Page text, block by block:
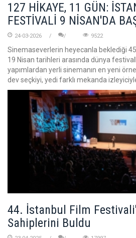
127 HİKAYE, 11 GÜN:
FESTİVALİ 9 NİSAN'DA
24-03-2026 9522
Sinemaseverlerin heyecanla beklediği
19 Nisan tarihleri arasında dünya
yapımlardan yerli sinemanın en yeni
dev seçkiyi, yedi farklı mekanda
44. İstanbul Film
Sahiplerini Buldu